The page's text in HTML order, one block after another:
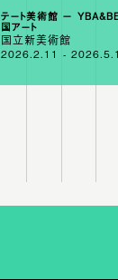
テート美術館 －
国アート
国立新美術館
2026.2.11 -